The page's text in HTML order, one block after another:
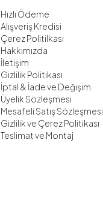
Hızlı Ödeme
Alışveriş Kredisi
Çerez Politilkası
Hakkımızda
İletişim
Gizlilik Politikası
İptal & İade ve Değişim
Üyelik Sözleşmesi
Mesafeli Satış Sözleşmesi
Gizlilik ve Çerez Politikası
Teslimat ve Montaj